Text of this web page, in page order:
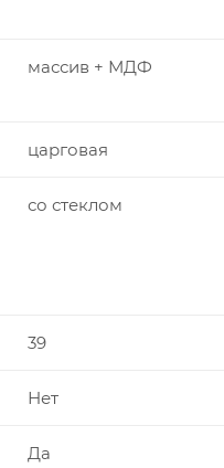
массив + МДФ
царговая
со стеклом
39
Нет
Да